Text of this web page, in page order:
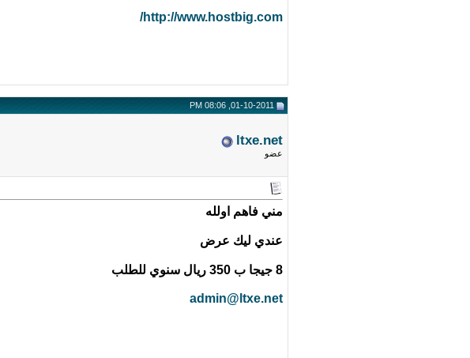
http://www.hostbig.com/
ltxe.net
عضو
مني فاهم اولله
عندي ليك عرض
8 جيجا ب 350 ريال سنوي للطلب
admin@ltxe.net